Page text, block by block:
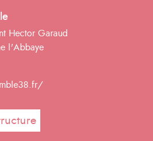
Hector Garaud
l'Abbaye